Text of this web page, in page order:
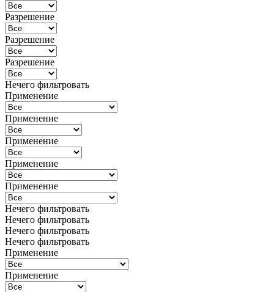
Разрешение
Разрешение
Разрешение
Нечего фильтровать
Применение
Применение
Применение
Применение
Применение
Нечего фильтровать
Нечего фильтровать
Нечего фильтровать
Нечего фильтровать
Применение
Применение